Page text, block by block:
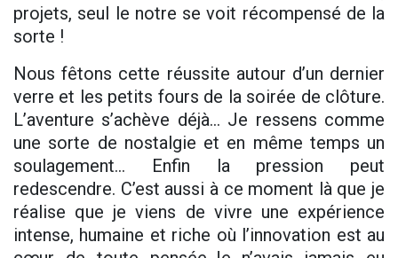
projets, seul le notre se voit récompensé de la
sorte !
Nous fêtons cette réussite autour d’un dernier
verre et les petits fours de la soirée de clôture.
L’aventure s’achève déjà… Je ressens comme
une sorte de nostalgie et en même temps un
soulagement… Enfin la pression peut
redescendre. C’est aussi à ce moment là que je
réalise que je viens de vivre une expérience
intense, humaine et riche où l’innovation est au